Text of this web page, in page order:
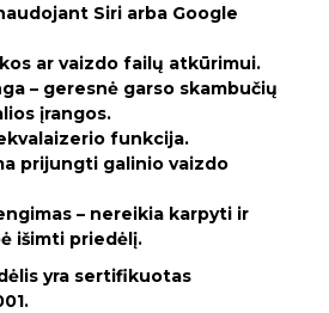
Siri arba Google
ar vaizdo failų atkūrimui.
– geresnė garso skambučių
įrangos.
funkcija.
prijungti galinio vaizdo
– nereikia karpyti ir
išimti priedėlį.
yra sertifikuotas